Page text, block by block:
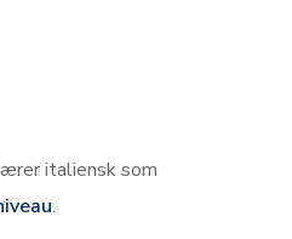
italiensk som
.